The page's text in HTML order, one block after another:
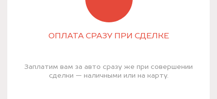
ОПЛАТА СРАЗУ ПРИ СДЕЛКЕ
Заплатим вам за авто сразу же при совершении
сделки — наличными или на карту.